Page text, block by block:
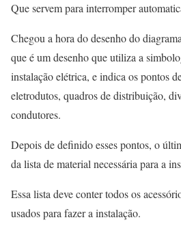
Que servem para interromper
Chegou a hora do desenho do
que é um desenho que utiliza a
instalação elétrica, e indica os pontos
eletrodutos, quadros de distribuição,
condutores.
Depois de definido esses pontos, o
da lista de material necessária para a
Essa lista deve conter todos os
usados para fazer a instalação.